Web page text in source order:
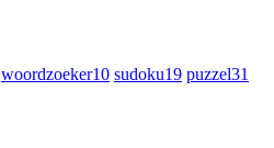
woordzoeker10 sudoku19 puzzel31